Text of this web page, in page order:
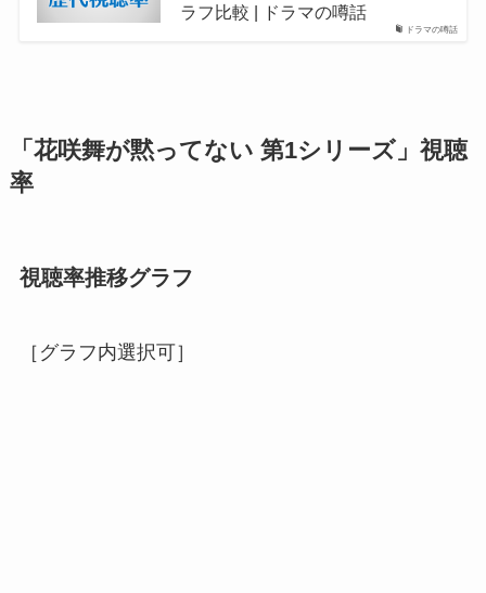
ドラマの噂話
ラフ比較 | ドラマの噂話
「花咲舞が黙ってない 第1シリーズ」視聴
率
視聴率推移グラフ
［グラフ内選択可］